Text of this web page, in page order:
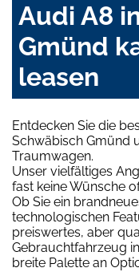
Audi A8
Gmünd
leasen
Entdecken Sie die
Schwäbisch Gmünd
Traumwagen.
Unser vielfältiges
fast keine Wünsche
Ob Sie ein
technologischen
preiswertes, aber
Gebrauchtfahrzeug
breite Palette an